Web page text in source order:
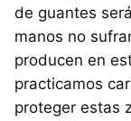
de guantes
manos no
producen en
practicamos
proteger estas